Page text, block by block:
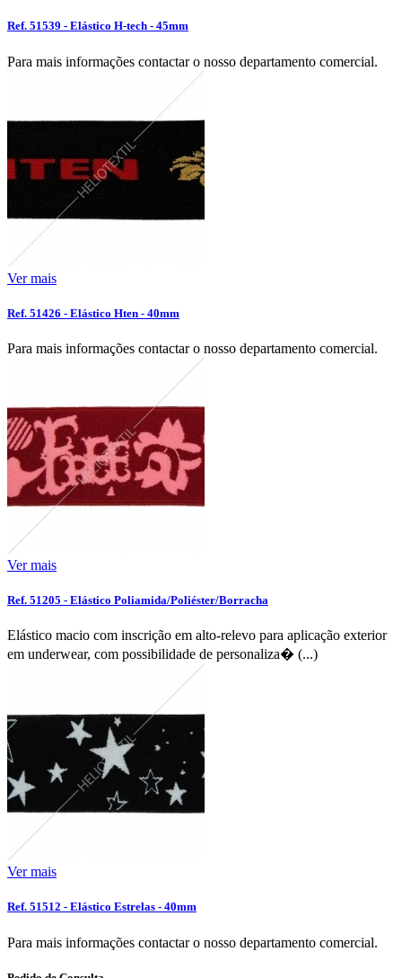
Ref. 51539 - Elástico H-tech - 45mm
Para mais informações contactar o nosso departamento comercial.
Ver mais
Ref. 51426 - Elástico Hten - 40mm
Para mais informações contactar o nosso departamento comercial.
Ver mais
Ref. 51205 - Elástico Poliamida/Poliéster/Borracha
Elástico macio com inscrição em alto-relevo para aplicação exterior
em underwear, com possibilidade de personaliza� (...)
Ver mais
Ref. 51512 - Elástico Estrelas - 40mm
Para mais informações contactar o nosso departamento comercial.